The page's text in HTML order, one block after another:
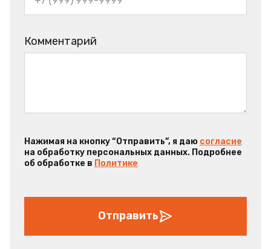
Комментарий
Нажимая на кнопку “Отправить”, я даю согласие
на обработку персональных данных. Подробнее
об обработке в Политике
Отправить